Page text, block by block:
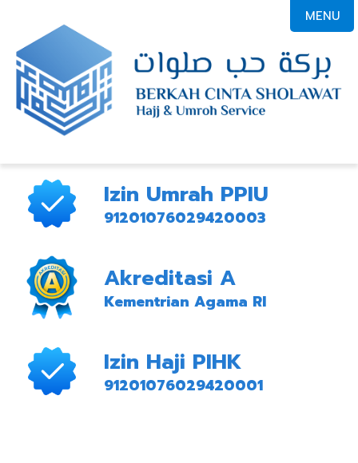
Izin Umrah PPIU
91201076029420003
Akreditasi A
Kementrian Agama RI
Izin Haji PIHK
91201076029420001
MENU